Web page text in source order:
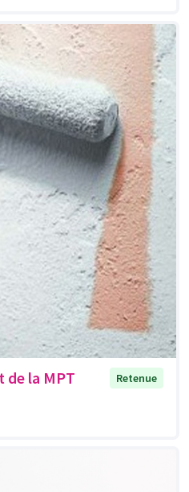
la MPT
Retenue